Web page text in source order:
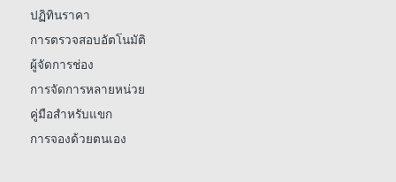
ปฏิทินราคา
การตรวจสอบอัตโนมัติ
ผู้จัดการช่อง
การจัดการหลายหน่วย
คู่มือสำหรับแขก
การจองด้วยตนเอง